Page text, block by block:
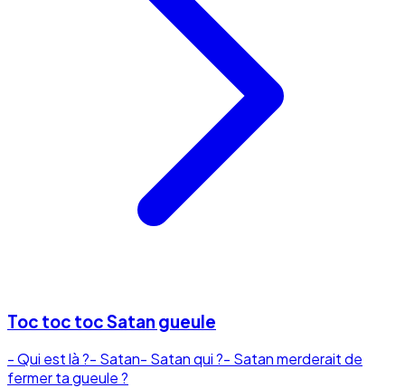
Toc toc toc Satan gueule
- Qui est là ?- Satan- Satan qui ?- Satan merderait de
fermer ta gueule ?